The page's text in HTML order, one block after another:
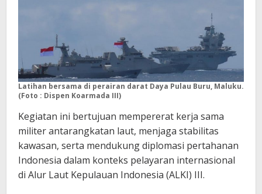
Latihan bersama di perairan darat Daya Pulau Buru, Maluku.
(Foto : Dispen Koarmada III)
Kegiatan ini bertujuan mempererat kerja sama
militer antarangkatan laut, menjaga stabilitas
kawasan, serta mendukung diplomasi pertahanan
Indonesia dalam konteks pelayaran internasional
di Alur Laut Kepulauan Indonesia (ALKI) III.